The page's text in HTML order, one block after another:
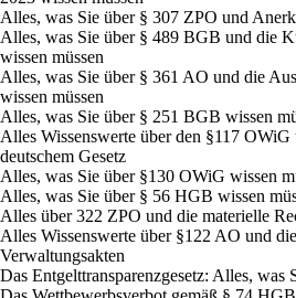
Alles, was Sie über § 307 ZPO und
Alles, was Sie über § 489 BGB und die
wissen müssen
Alles, was Sie über § 361 AO und die
wissen müssen
Alles, was Sie über § 251 BGB wissen
Alles Wissenswerte über den §117 OWiG
deutschem Gesetz
Alles, was Sie über §130 OWiG wissen
Alles, was Sie über § 56 HGB wissen
Alles über 322 ZPO und die materielle
Alles Wissenswerte über §122 AO und
Verwaltungsakten
Das Entgelttransparenzgesetz: Alles, was